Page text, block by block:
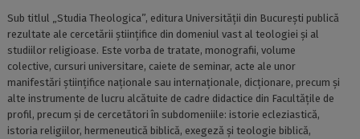
Sub titlul „Studia Theologica”, editura Universităţii din Bucureşti publică
rezultate ale cercetării ştiinţifice din domeniul vast al teologiei şi al
studiilor religioase. Este vorba de tratate, monografii, volume
colective, cursuri universitare, caiete de seminar, acte ale unor
manifestări ştiinţifice naţionale sau internaţionale, dicţionare, precum şi
alte instrumente de lucru alcătuite de cadre didactice din Facultăţile de
profil, precum şi de cercetători în subdomeniile: istorie ecleziastică,
istoria religiilor, hermeneutică biblică, exegeză şi teologie biblică,